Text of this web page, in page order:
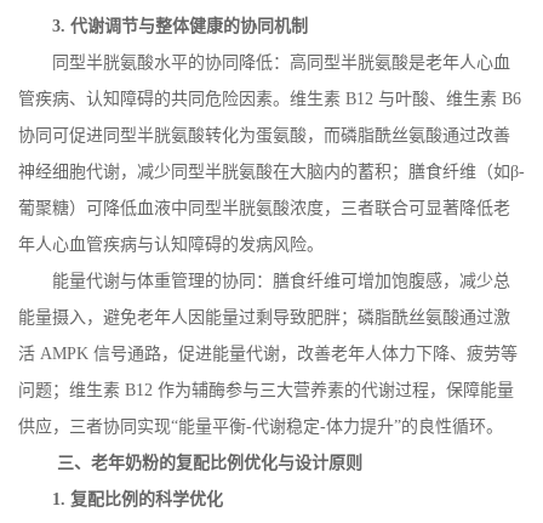
3.代谢调节与整体健康的协同机制
同型半胱氨酸水平的协同降低：高同型半胱氨酸是老年人心血
管疾病、认知障碍的共同危险因素。维生素 B12 与叶酸、维生素 B6
协同可促进同型半胱氨酸转化为蛋氨酸，而磷脂酰丝氨酸通过改善
神经细胞代谢，减少同型半胱氨酸在大脑内的蓄积；膳食纤维（如β-
葡聚糖）可降低血液中同型半胱氨酸浓度，三者联合可显著降低老
年人心血管疾病与认知障碍的发病风险。
能量代谢与体重管理的协同：膳食纤维可增加饱腹感，减少总
能量摄入，避免老年人因能量过剩导致肥胖；磷脂酰丝氨酸通过激
活 AMPK 信号通路，促进能量代谢，改善老年人体力下降、疲劳等
问题；维生素 B12 作为辅酶参与三大营养素的代谢过程，保障能量
供应，三者协同实现“能量平衡-代谢稳定-体力提升”的良性循环。
三、老年奶粉的复配比例优化与设计原则
1.复配比例的科学优化